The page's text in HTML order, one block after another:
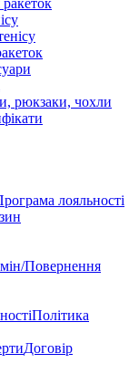
рюкзаки, чохли
лояльності
Повернення
Політика
Договір